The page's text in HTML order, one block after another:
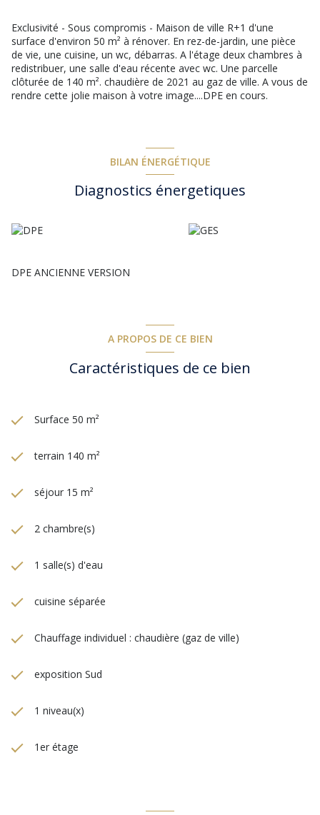
Exclusivité - Sous compromis - Maison de ville R+1 d'une
surface d'environ 50 m² à rénover. En rez-de-jardin, une pièce
de vie, une cuisine, un wc, débarras. A l'étage deux chambres à
redistribuer, une salle d'eau récente avec wc. Une parcelle
clôturée de 140 m². chaudière de 2021 au gaz de ville. A vous de
rendre cette jolie maison à votre image....DPE en cours.
BILAN ÉNERGÉTIQUE
Diagnostics énergetiques
DPE ANCIENNE VERSION
A PROPOS DE CE BIEN
Caractéristiques de ce bien
Surface 50 m²
terrain 140 m²
séjour 15 m²
2 chambre(s)
1 salle(s) d'eau
cuisine séparée
Chauffage individuel : chaudière (gaz de ville)
exposition Sud
1 niveau(x)
1er étage